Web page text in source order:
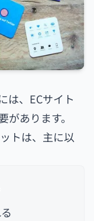
は、ECサイト
あります。
トは、主に以